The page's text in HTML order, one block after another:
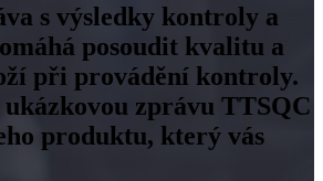
s výsledky kontroly a
posoudit kvalitu a
při provádění kontroly.
zprávu TTSQC
produktu, který vás